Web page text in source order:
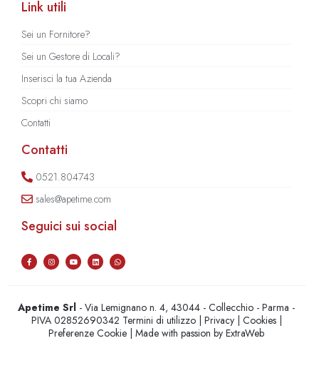
Link utili
Sei un Fornitore?
Sei un Gestore di Locali?
Inserisci la tua Azienda
Scopri chi siamo
Contatti
Contatti
0521.804743
sales@apetime.com
Seguici sui social
Apetime Srl - Via Lemignano n. 4, 43044 - Collecchio - Parma -
PIVA 02852690342 Termini di utilizzo| Privacy| Cookies|
Preferenze Cookie | Made with passion byExtraWeb